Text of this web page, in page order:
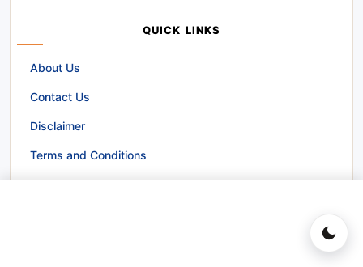
QUICK LINKS
About Us
Contact Us
Disclaimer
Terms and Conditions